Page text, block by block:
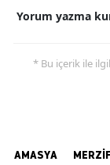
Yorum yazma
* Bu içerik ile
AMASYA